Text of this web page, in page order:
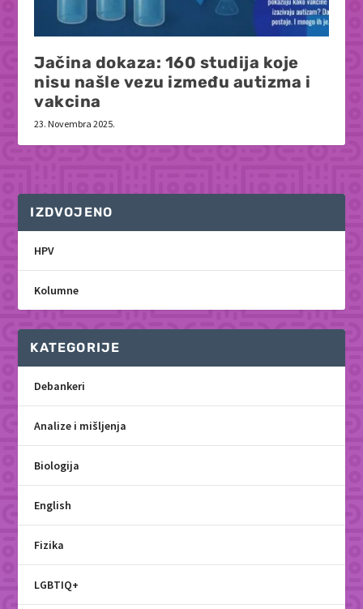
Jačina dokaza: 160 studija koje
nisu našle vezu između autizma i
vakcina
23. Novembra 2025.
IZDVOJENO
HPV
Kolumne
KATEGORIJE
Debankeri
Analize i mišljenja
Biologija
English
Fizika
LGBTIQ+